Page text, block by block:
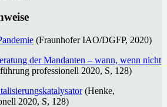
(Fraunhofer IAO/DGFP, 2020)
der Mandanten – wann, wenn nicht
professionell 2020, S, 128)
(Henke,
2020, S, 128)